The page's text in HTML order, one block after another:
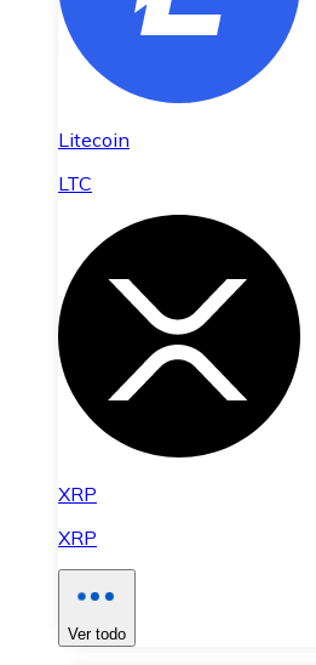
Litecoin
LTC
XRP
XRP
Ver todo